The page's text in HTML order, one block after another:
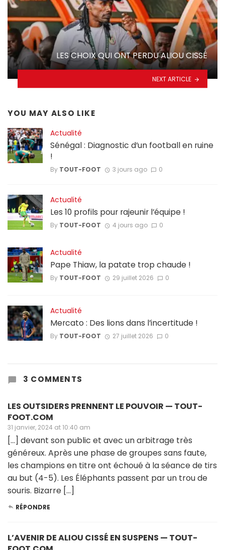
LES CHOIX QUI ONT PERDU ALIOU CISSÉ
NEXT ARTICLE
YOU MAY ALSO LIKE
Actualité
Sénégal : Diagnostic d’un football en ruine
!
By TOUT-FOOT 3 jours ago 0
Actualité
Les 10 profils pour rajeunir l’équipe !
By TOUT-FOOT 4 jours ago 0
Actualité
Pape Thiaw, la patate trop chaude !
By TOUT-FOOT 29 juillet 2026 0
Actualité
Mercato : Des lions dans l’incertitude !
By TOUT-FOOT 27 juillet 2026 0
3 COMMENTS
LES OUTSIDERS PRENNENT LE POUVOIR — TOUT-
FOOT.COM
31 janvier, 2024 at 10:40 am
[…] devant son public et avec un arbitrage très
généreux. Après une phase de groupes sans faute,
les champions en titre ont échoué à la séance de tirs
au but (4-5). Les Éléphants passent par un trou de
souris. Bizarre […]
RÉPONDRE
L’AVENIR DE ALIOU CISSÉ EN SUSPENS — TOUT-